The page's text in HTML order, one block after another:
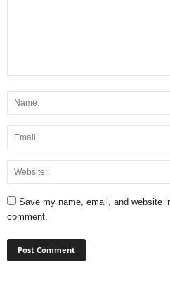
Save my name, email, and website
comment.